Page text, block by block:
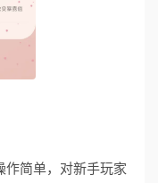
作简单，对新手玩家